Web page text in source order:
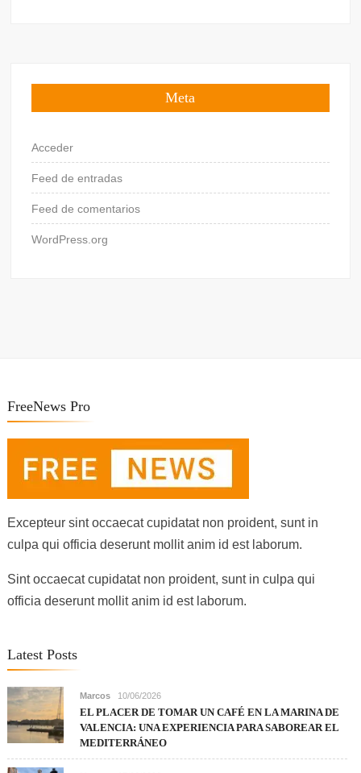
Meta
Acceder
Feed de entradas
Feed de comentarios
WordPress.org
FreeNews Pro
Excepteur sint occaecat cupidatat non proident, sunt in
culpa qui officia deserunt mollit anim id est laborum.
Sint occaecat cupidatat non proident, sunt in culpa qui
officia deserunt mollit anim id est laborum.
Latest Posts
Marcos 10/06/2026
EL PLACER DE TOMAR UN CAFÉ EN LA MARINA DE
VALENCIA: UNA EXPERIENCIA PARA SABOREAR EL
MEDITERRÁNEO